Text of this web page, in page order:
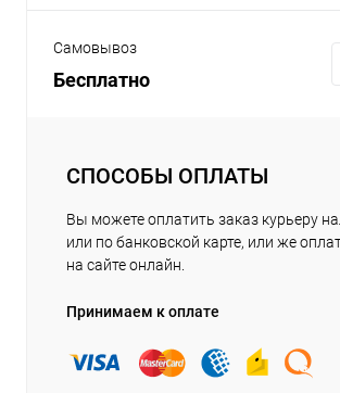
Самовывоз
Бесплатно
СПОСОБЫ ОПЛАТЫ
Вы можете оплатить заказ курьеру
или по банковской карте, или же
на сайте онлайн.
Принимаем к оплате